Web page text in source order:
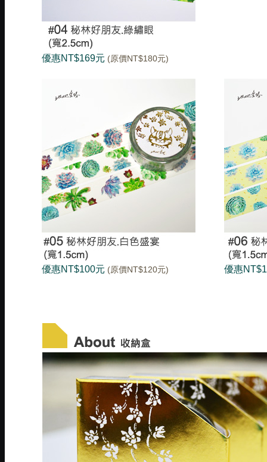
優惠NT$169元 (原價NT$180元)
優惠NT$100元 (原價NT$120元) 優惠